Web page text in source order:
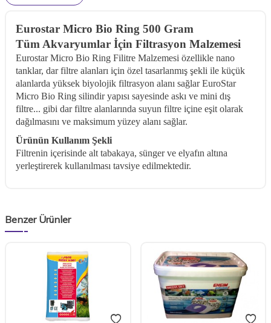
Eurostar Micro Bio Ring 500 Gram
Tüm Akvaryumlar İçin Filtrasyon Malzemesi
Eurostar Micro Bio Ring Filitre Malzemesi özellikle nano
tanklar, dar filtre alanları için özel tasarlanmış şekli ile küçük
alanlarda yüksek biyolojik filtrasyon alanı sağlar EuroStar
Micro Bio Ring silindir yapısı sayesinde askı ve mini dış
filtre... gibi dar filtre alanlarında suyun filtre içine eşit olarak
dağılmasını ve maksimum yüzey alanı sağlar.
Ürünün Kullanım Şekli
Filtrenin içerisinde alt tabakaya, sünger ve elyafın altına
yerleştirerek kullanılması tavsiye edilmektedir.
Benzer Ürünler